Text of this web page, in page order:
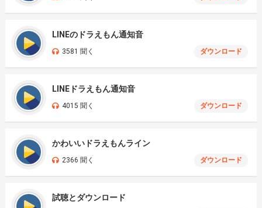
LINEのドラえもん通知音
3581 聞く ダウンロード
LINEドラえもん通知音
4015 聞く ダウンロード
かわいいドラえもんライン
2366 聞く ダウンロード
試聴とダウンロード